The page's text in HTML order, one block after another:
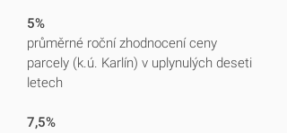
5%
průměrné roční zhodnocení ceny
parcely (k.ú. Karlín) v uplynulých deseti
letech
7,5%